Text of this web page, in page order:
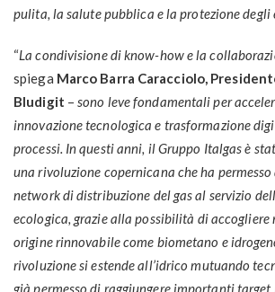
pulita, la salute pubblica e la protezione degli
“La condivisione di know-how e la
spiega Marco Barra Caracciolo,
Bludigit –sono leve fondamentali per
innovazione tecnologica e trasformazione
processi. In questi anni, il Gruppo Italgas è
una rivoluzione copernicana che ha
network di distribuzione del gas al servizio
ecologica, grazie alla possibilità di accogliere
origine rinnovabile come biometano e
rivoluzione si estende all’idrico mutuando
già permesso di raggiungere importanti